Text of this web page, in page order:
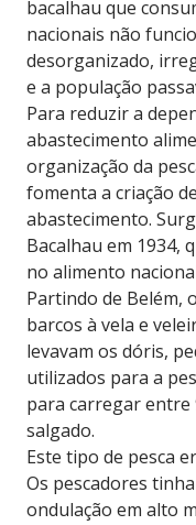
bacalhau que
nacionais não
desorganizado,
e a população
Para reduzir a
abastecimento
organização da
fomenta a criação
abastecimento.
Bacalhau em 1934,
no alimento
Partindo de Belém,
barcos à vela e
levavam os dóris,
utilizados para a
para carregar entre
salgado.
Este tipo de pesca
Os pescadores
ondulação em alto